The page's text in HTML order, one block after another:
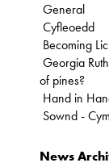
General
Cyfleoedd
Becoming
Georgia
of pines?
Hand in
Sownd -
News